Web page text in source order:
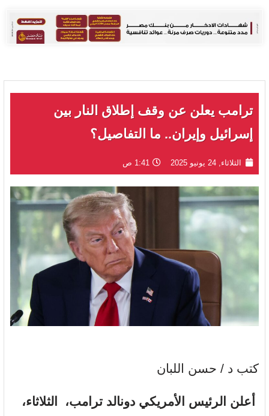
ترامب يعلن عن وقف إطلاق النار بين
إسرائيل وإيران.. ما التفاصيل؟
الثلاثاء, 24 يونيو 2025 1:41 ص
كتب د / حسن اللبان
أعلن الرئيس الأمريكي دونالد ترامب، الثلاثاء،